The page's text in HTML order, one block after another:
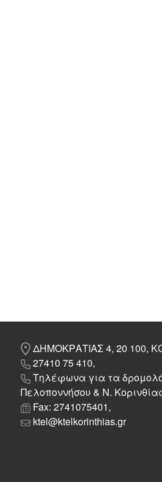
ΔΗΜΟΚΡΑΤΙΑΣ 4, 20 100,
27410 75 410,
Τηλέφωνα για τα
Πελοποννήσου & Ν.
Fax: 2741075401,
ktel@ktelkorinthias.gr